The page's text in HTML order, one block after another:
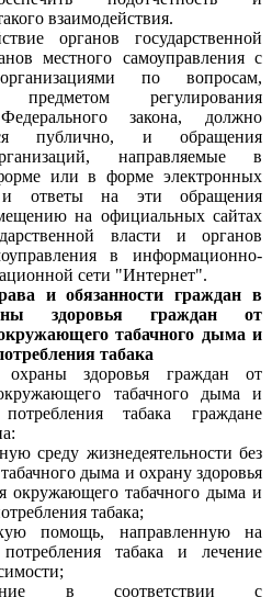
взаимодействия.
органов государственной
местного самоуправления с
по вопросам,
предметом регулирования
закона, должно
публично, и обращения
направляемые в
или в форме электронных
и ответы на эти обращения
на официальных сайтах
власти и органов
в информационно-
сети "Интернет".
и обязанности граждан в
здоровья граждан от
табачного дыма и
табака
здоровья граждан от
табачного дыма и
табака граждане
среду жизнедеятельности без
дыма и охрану здоровья
окружающего табачного дыма и
табака;
помощь, направленную на
табака и лечение
в соответствии с